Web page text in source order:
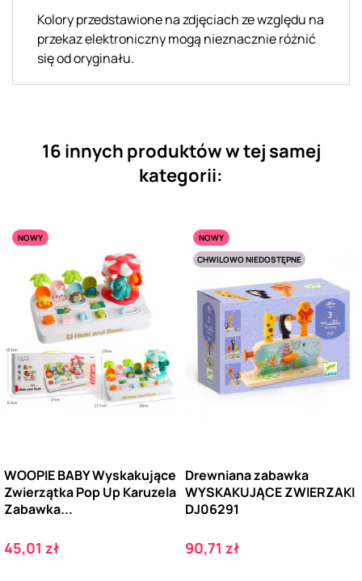
Kolory przedstawione na zdjęciach ze względu na
przekaz elektroniczny mogą nieznacznie różnić
się od oryginału.
16 innych produktów w tej samej
kategorii:
NOWY
WOOPIE BABY Wyskakujące
Zwierzątka Pop Up Karuzela
Zabawka...
Cena
45,01 zł
NOWY
CHWILOWO NIEDOSTĘPNE
Drewniana zabawka
WYSKAKUJĄCE ZWIERZAKI
DJ06291
Cena
90,71 zł